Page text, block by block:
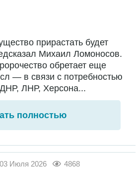
прирастать будет
Михаил Ломоносов.
обретает еще
— в связи с потребностью
ЛНР, Херсона...
полностью
Июля 2026 4868